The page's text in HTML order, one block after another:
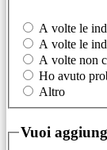
A volte le
A volte le
A volte non
Ho avuto
Altro
Vuoi